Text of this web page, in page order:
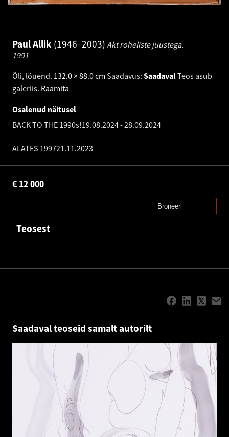
Paul Allik 1946–2003 Akt roheliste juustega.
1991
Õli, lõuend. 132.0 × 88.0 cm Saadavus: SaadavalTeos asub
galeriis. Raamita
Osalenud näitusel
BACK TO THE 1990s!19.08.2024-28.09.2024
ALATES 199721.11.2023
12 000
€
Broneeri
Teosest
Saadaval teoseid samalt autorilt